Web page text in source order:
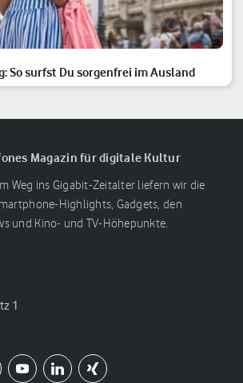
So surfst Du sorgenfrei im Ausland
Magazin für digitale Kultur
Weg ins Gigabit-Zeitalter liefern wir die
Highlights, Gadgets, den
und Kino- und TV-Höhepunkte.
1